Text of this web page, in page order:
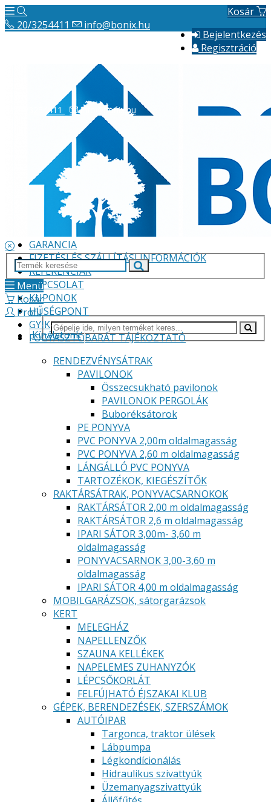
Kosár
Bejelentkezés
Regisztráció
20/3254411 info@bonix.hu
VÁLLALKOZÁS BEMUTATÁSA
GARANCIA
FIZETÉSI ÉS SZÁLLÍTÁSI INFORMÁCIÓK
REFERENCIÁK
KAPCSOLAT
KUPONOK
HŰSÉGPONT
GYIK
FOGYASZTÓBARÁT TÁJÉKOZTATÓ
20/3254411 info@bonix.hu
Menü
Kosár
Profil
Kínálatunk
RENDEZVÉNYSÁTRAK
PAVILONOK
Összecsukható pavilonok
PAVILONOK PERGOLÁK
Buboréksátorok
PE PONYVA
PVC PONYVA 2,00m oldalmagasság
PVC PONYVA 2,60 m oldalmagasság
LÁNGÁLLÓ PVC PONYVA
TARTOZÉKOK, KIEGÉSZÍTŐK
RAKTÁRSÁTRAK, PONYVACSARNOKOK
RAKTÁRSÁTOR 2,00 m oldalmagasság
RAKTÁRSÁTOR 2,6 m oldalmagasság
IPARI SÁTOR 3,00m- 3,60 m
oldalmagasság
PONYVACSARNOK 3,00-3,60 m
oldalmagasság
IPARI SÁTOR 4,00 m oldalmagasság
MOBILGARÁZSOK, sátorgarázsok
KERT
MELEGHÁZ
NAPELLENZŐK
SZAUNA KELLÉKEK
NAPELEMES ZUHANYZÓK
LÉPCSŐKORLÁT
FELFÚJHATÓ ÉJSZAKAI KLUB
GÉPEK, BERENDEZÉSEK, SZERSZÁMOK
AUTÓIPAR
Targonca, traktor ülések
Lábpumpa
Légkondícionálás
Hidraulikus szivattyúk
Üzemanyagszivattyúk